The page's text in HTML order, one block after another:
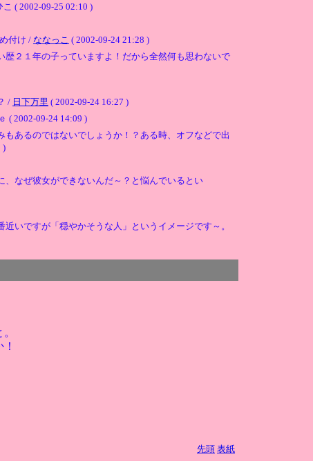
( 2002-09-25 02:10 )
付け / ななっこ ( 2002-09-24 21:28 )
２１年の子っていますよ！だから全然何も思わないで
/ 日下万里 ( 2002-09-24 16:27 )
( 2002-09-24 14:09 )
あるのではないでしょうか！？ある時、オフなどで出
)
なぜ彼女ができないんだ～？と悩んでいるとい
いですが「穏やかそうな人」というイメージです～。
先頭 表紙